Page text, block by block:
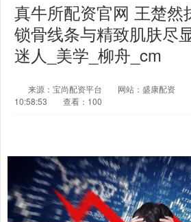
真牛所配资官网 王楚然
锁骨线条与精致肌肤尽
迷人_美学_柳舟_cm
来源：宝尚配资平台 网站：盛康配资
10:58:53
查看：100